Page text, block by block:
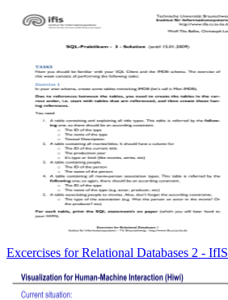
Excercises for Relational Databases 2 - IfIS